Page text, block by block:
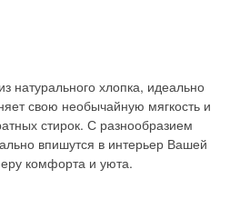
натурального хлопка, идеально
свою необычайную мягкость и
стирок. С разнообразием
впишутся в интерьер Вашей
комфорта и уюта.